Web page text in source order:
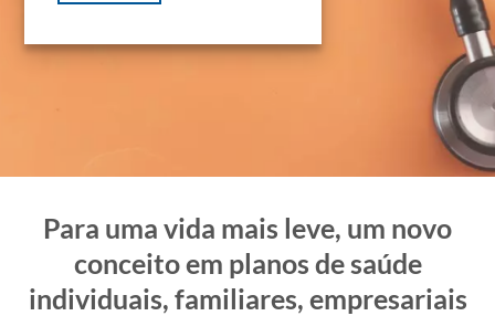
Para uma vida mais leve, um novo
conceito em planos de saúde
individuais, familiares, empresariais